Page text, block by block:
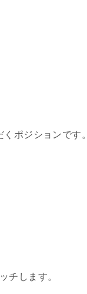
ポジションです。
チします。